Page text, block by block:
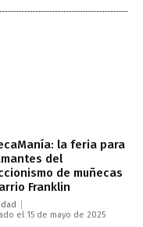
la feria para
del
de muñecas
Franklin
el 15 de mayo de 2025